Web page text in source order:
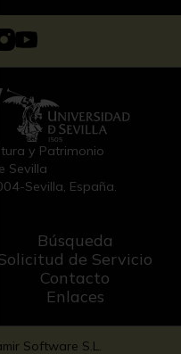
y Patrimonio
Sevilla
Sevilla, España.
Búsqueda
de Servicio
Contacto
Enlaces
Software S.L.